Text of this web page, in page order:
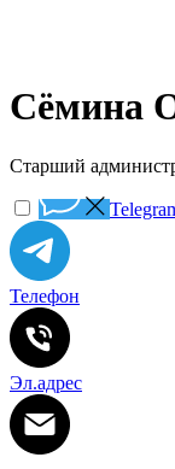
Сёмина
Старший
Телефон
Эл.адрес